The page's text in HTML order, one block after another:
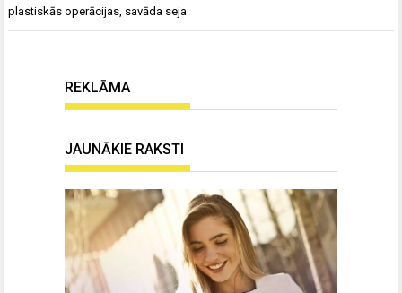
plastiskās operācijas savāda seja
REKLĀMA
JAUNĀKIE RAKSTI